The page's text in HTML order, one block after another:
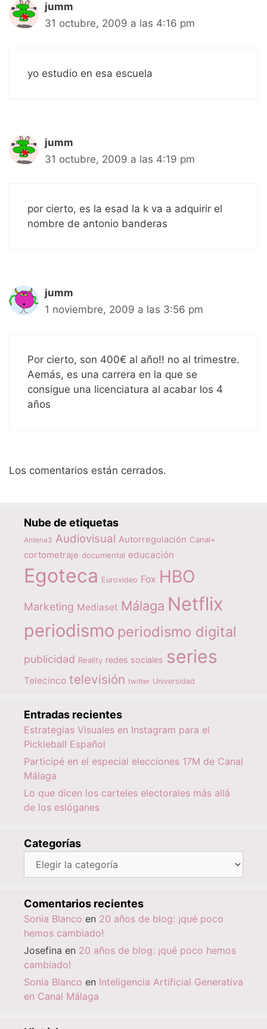
jumm
31 octubre, 2009 a las 4:16 pm
yo estudio en esa escuela
jumm
31 octubre, 2009 a las 4:19 pm
por cierto, es la esad la k va a adquirir el
nombre de antonio banderas
jumm
1 noviembre, 2009 a las 3:56 pm
Por cierto, son 400€ al año!! no al trimestre.
Aemás, es una carrera en la que se
consigue una licenciatura al acabar los 4
años
Los comentarios están cerrados.
Nube de etiquetas
Antena3 Audiovisual Autorregulación Canal+
cortometraje documental educación
Egoteca Eurovideo Fox HBO
Marketing Mediaset Málaga Netflix
periodismo periodismo digital
publicidad Reality redes sociales series
Telecinco televisión twitter Universidad
Entradas recientes
Estrategias Visuales en Instagram para el
Pickleball Español
Participé en el especial elecciones 17M de Canal
Málaga
Lo que dicen los carteles electorales más allá
de los eslóganes
Categorías
Comentarios recientes
Sonia Blanco en 20 años de blog: ¡qué poco
hemos cambiado!
Josefina en 20 años de blog: ¡qué poco hemos
cambiado!
Sonia Blanco en Inteligencia Artificial Generativa
en Canal Málaga